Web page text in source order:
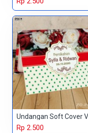
Undangan Soft Cover
Rp 2.500